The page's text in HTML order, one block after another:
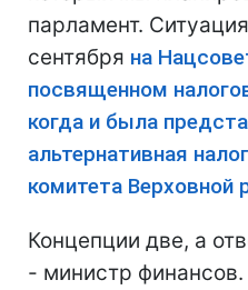
парламент.
сентября на
посвященном
когда и была
альтернативная
комитета Верховной
Концепции две, а
- министр